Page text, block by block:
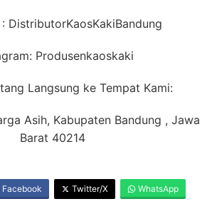
: DistributorKaosKakiBandung
Produsenkaoskaki
Langsung ke Tempat Kami:
Asih, Kabupaten Bandung , Jawa
Barat 40214
Facebook Twitter/X WhatsApp